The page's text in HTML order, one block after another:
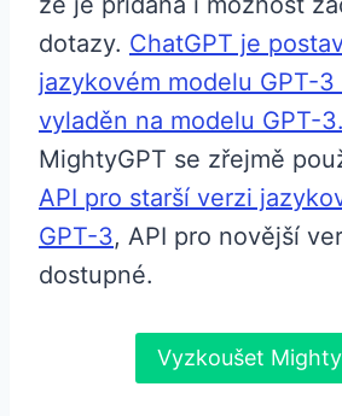
dotazy. ChatGPT je
jazykovém modelu GPT-3
vyladěn na modelu GPT-
MightyGPT se zřejmě
API pro starší verzi
GPT-3, API pro novější
dostupné.
Vyzkoušet